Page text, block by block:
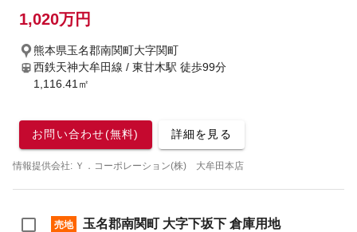
1,020万円
熊本県玉名郡南関町大字関町
西鉄天神大牟田線 / 東甘木駅 徒歩99分
1,116.41㎡
お問い合わせ(無料) 詳細を見る
情報提供会社: Ｙ．コーポレーション(株) 大牟田本店
売地 玉名郡南関町 大字下坂下 倉庫用地